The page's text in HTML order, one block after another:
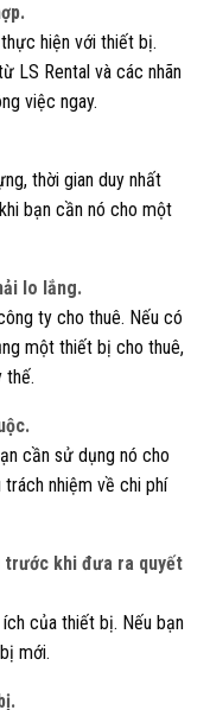
hiện với thiết bị.
LS Rental và các nhãn
việc ngay.
thời gian duy nhất
bạn cần nó cho một
lo lắng.
ty cho thuê. Nếu có
một thiết bị cho thuê,
thế.
cần sử dụng nó cho
nhiệm về chi phí
trước khi đưa ra quyết
của thiết bị. Nếu bạn
mới.